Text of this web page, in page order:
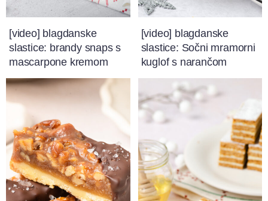
[video] blagdanske
slastice: brandy snaps s
mascarpone kremom
[video] blagdanske
slastice: Sočni mramorni
kuglof s narančom